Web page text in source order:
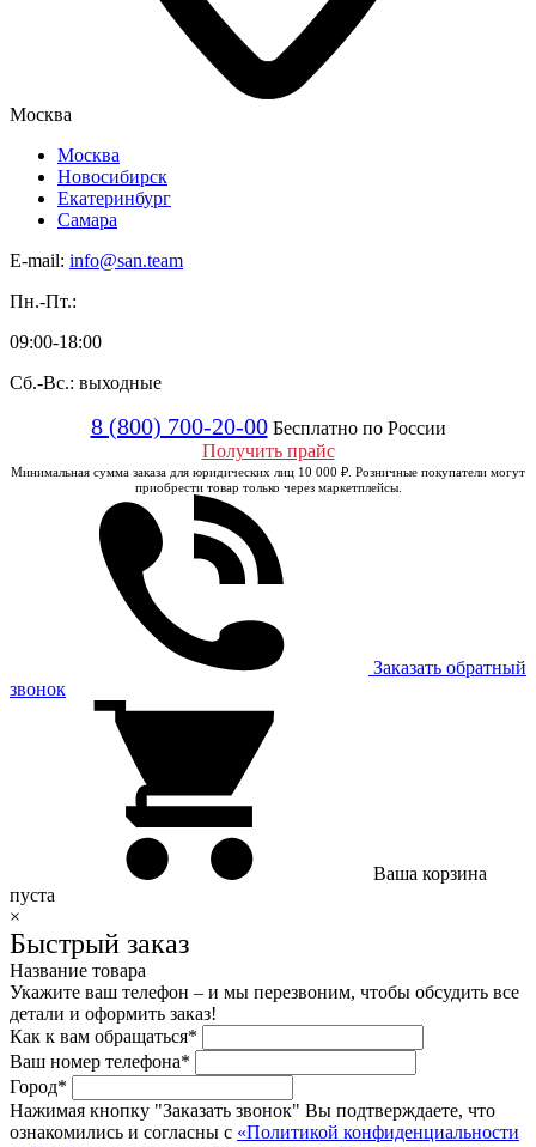
Москва
Москва
Новосибирск
Екатеринбург
Самара
E-mail: info@san.team
Пн.-Пт.:
09:00-18:00
Сб.-Вс.: выходные
8 (800) 700-20-00 Бесплатно по России
Получить прайс
Минимальная сумма заказа для юридических лиц 10 000 ₽. Розничные покупатели могут
приобрести товар только через маркетплейсы.
Заказать обратный
звонок
Ваша корзина
пуста
×
Быстрый заказ
Название товара
Укажите ваш телефон – и мы перезвоним, чтобы обсудить все
детали и оформить заказ!
Как к вам обращаться*
Ваш номер телефона*
Город*
Нажимая кнопку "Заказать звонок" Вы подтверждаете, что
ознакомились и согласны с «Политикой конфиденциальности